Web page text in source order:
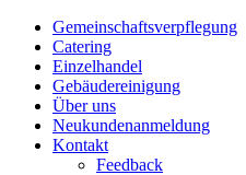
Gemeinschaftsverpflegung
Catering
Einzelhandel
Gebäudereinigung
Über uns
Neukundenanmeldung
Kontakt
Feedback